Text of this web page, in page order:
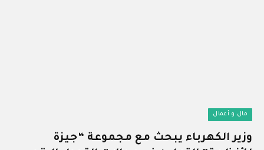
مال و أعمال
وزير الكهرباء يبحث مع مجموعة “جيزة